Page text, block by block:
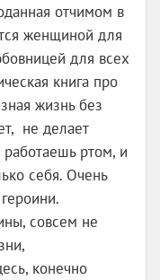
отчимом в
женщиной для
для всех
книга про
жизнь без
не делает
работаешь ртом, и
себя. Очень
совсем не
конечно